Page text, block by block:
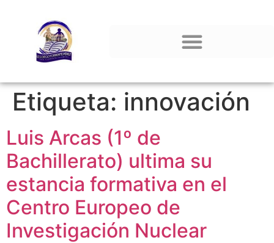
Etiqueta: innovación
Luis Arcas (1º de
Bachillerato) ultima su
estancia formativa en el
Centro Europeo de
Investigación Nuclear